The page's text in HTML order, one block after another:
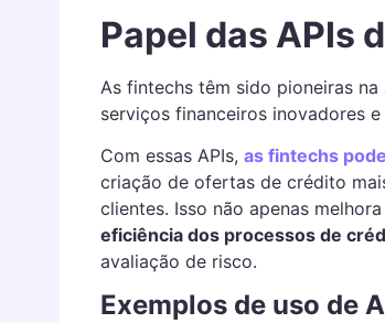
Papel das APIs
As fintechs têm sido pioneiras
serviços financeiros inovadores
Com essas APIs, as fintechs
criação de ofertas de crédito
clientes. Isso não apenas
eficiência dos processos de
avaliação de risco.
Exemplos de uso de